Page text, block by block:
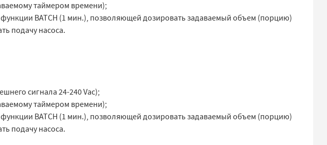
таймером времени);
BATCH (1 мин.), позволяющей дозировать задаваемый объем (порцию)
подачу насоса.
сигнала 24-240 Vac);
таймером времени);
BATCH (1 мин.), позволяющей дозировать задаваемый объем (порцию)
подачу насоса.